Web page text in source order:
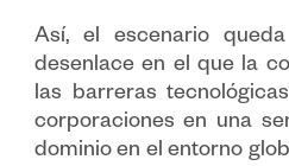
Así, el escenario
desenlace en el que la
las barreras
corporaciones en una
dominio en el entorno